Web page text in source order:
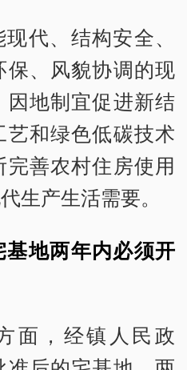
代、结构安全、
保、风貌协调的现
地制宜促进新结
和绿色低碳技术
善农村住房使用
生产生活需要。
地两年内必须开
面，经镇人民政